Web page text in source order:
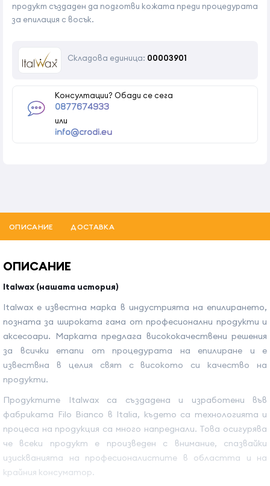
продукт създаден да подготви кожата преди процедурата
за епилация с восък.
Складова единица: 00003901
Консултации? Обади се сега
0877674933
или
info@crodi.eu
ОПИСАНИЕ ДОСТАВКА
ОПИСАНИЕ
Italwax (нашата история)
Italwax е известна марка в индустрията на епилирането,
позната за широката гама от професионални продукти и
аксесоари. Марката предлага висококачествени решения
за всички етапи от процедурата на епилиране и е
извествна в целия свят с високото си качество на
продукти.
Продуктите Italwax са създадена и изработени във
фабриката Filo Bianco в Italia, където са технологията и
процеса на продукция са много напреднали. Това осигурява
че всеки продукт е произведен с внимание, спазвайки
изискванията на професионалистите в областта и на
крайния консуматор.